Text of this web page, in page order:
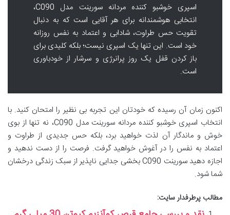
اسپری خوشبو کننده مردانه سورینت مدل C090،
انتخابی هوشمندانه برای هر آقایی است که به دنبال
تقویت حس طراوت، شادابی و اعتماد به نفس روزانه
خود است. این تنها یک اسپری نیست؛ بلکه کلیدی برای
باز کردن قفل یک روز پرانرژی و سرشار از خودباوری
است.
اکنون زمان آن رسیده که خودتان این تجربه بی نظیر را امتحان کنید. با
انتخاب اسپری خوشبو کننده مردانه سورینت مدل C090، نه تنها از بوی
خوش و ماندگار آن لذت خواهید برد، بلکه حس جدیدی از طراوت و
اعتماد به نفس را در آغوش خواهید گرفت. فرصت را از دست ندهید و
اجازه دهید سورینت C090 بخشی جدایی ناپذیر از سبک زندگی درخشان
شما شود.
مطالب پرطرفدار سایت: